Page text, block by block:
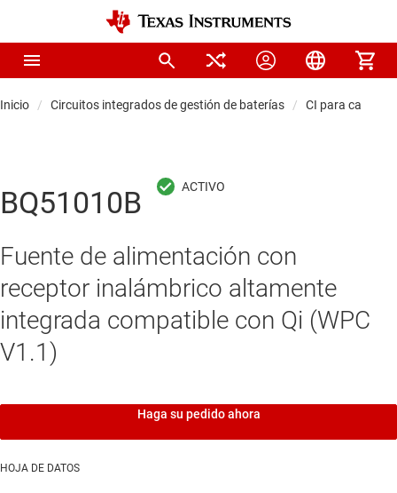
Inicio Circuitos integrados de gestión de baterías CI para
BQ51010B
Fuente de alimentación con
receptor inalámbrico altamente
integrada compatible con Qi (WPC
V1.1)
Haga su pedido ahora
HOJA DE DATOS